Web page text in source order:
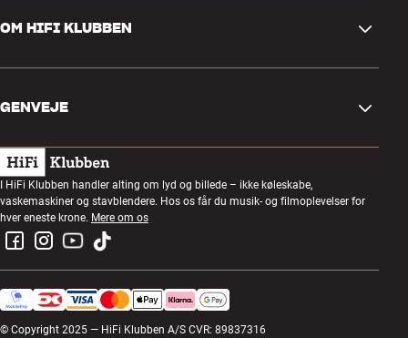
Spørgsmål og svar
Retur og reklamation
Fortryd ordre
Handelsbetingelser
Privatlivspolitik
OM HIFI KLUBBEN
Om os
Kundeklub
Lytteaften
Konkurrencer
Job i HiFi Klubben
GENVEJE
Gavekort
Byg med lyd
Montering og installation
Retur af el-affald
Produktanmeldelser
I HiFi Klubben handler alting om lyd og billede – ikke køleskabe,
vaskemaskiner og stavblendere. Hos os får du musik- og filmoplevelser for
hver eneste krone. Mere om os
© Copyright 2025 — HiFi Klubben A/S CVR: 89837316